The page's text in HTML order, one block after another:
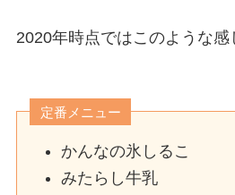
2020年時点ではこのような感
定番メニュー
かんなの氷しるこ
みたらし牛乳